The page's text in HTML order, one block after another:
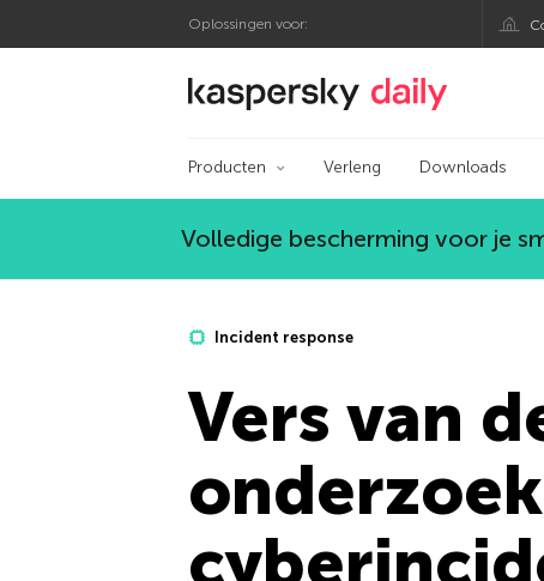
Oplossingen voor:
Kaspersky official blog
Producten Verleng Downloads
Volledige bescherming voor je
Incident response
Vers van